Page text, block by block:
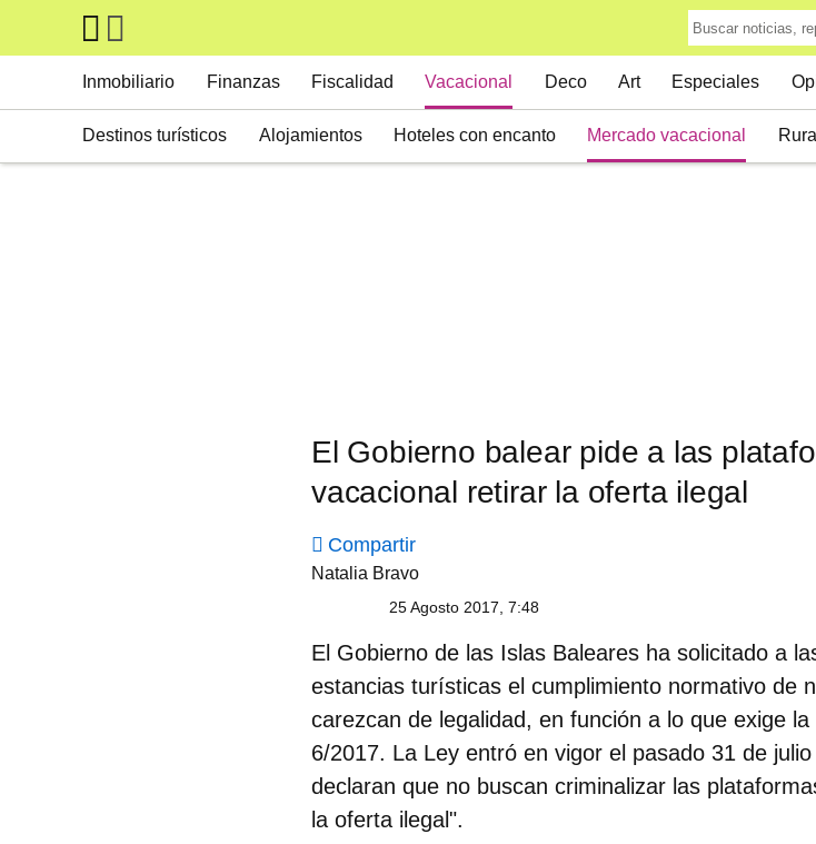
Skip to main content
Inmobiliario Finanzas Fiscalidad Vacacional
Destinos turísticos Alojamientos Hoteles con encanto Mercado vacacional Rural
Deco Art Especiales
El Gobierno balear pide a las
vacacional retirar la oferta ilegal
Compartir
Natalia Bravo
25 Agosto 2017, 7:48
El Gobierno de las Islas Baleares ha solicitado a
estancias turísticas el cumplimiento normativo de
carezcan de legalidad, en función a lo que exige
6/2017. La Ley entró en vigor el pasado 31 de
declaran que no buscan criminalizar las
la oferta ilegal".